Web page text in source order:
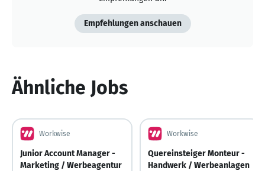
Empfehlungen anschauen
Ähnliche Jobs
Workwise
Junior Account Manager -
Marketing / Werbeagentur
Workwise
Quereinsteiger Monteur -
Handwerk / Werbeanlagen